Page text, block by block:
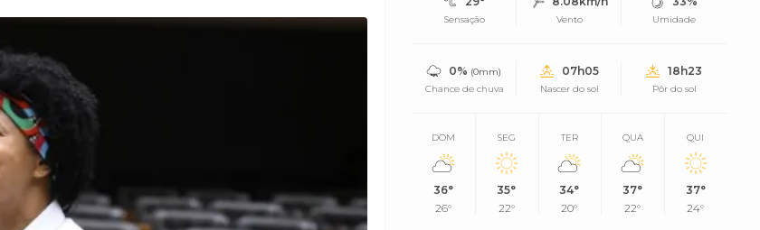
Sensação Vento Umidade
0% (0mm)
Chance de chuva
07h05
Nascer do sol
18h23
Pôr do sol
DOM
36°
26°
SEG
35°
22°
TER
34°
20°
QUA
37°
22°
QUI
37°
24°